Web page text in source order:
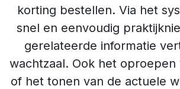
korting bestellen. Via het
snel en eenvoudig
gerelateerde informatie
wachtzaal. Ook het oproepen
of het tonen van de actuele